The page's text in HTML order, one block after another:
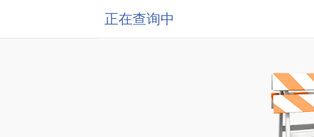
正在查询中